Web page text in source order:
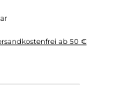
ab 50 €